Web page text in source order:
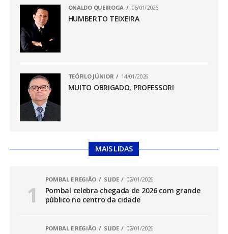
ONALDO QUEIROGA 06/01/2026
HUMBERTO TEIXEIRA
TEÓFILO JÚNIOR 14/01/2026
MUITO OBRIGADO, PROFESSOR!
MAIS LIDAS
POMBAL E REGIÃO SLIDE 02/01/2026
Pombal celebra chegada de 2026 com grande
público no centro da cidade
POMBAL E REGIÃO SLIDE 02/01/2026